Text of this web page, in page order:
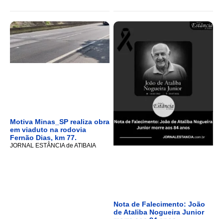
Motiva Minas_SP realiza obra
em viaduto na rodovia
Fernão Dias, km 77.
JORNAL ESTÂNCIA de ATIBAIA
Nota de Falecimento: João
de Ataliba Nogueira Junior